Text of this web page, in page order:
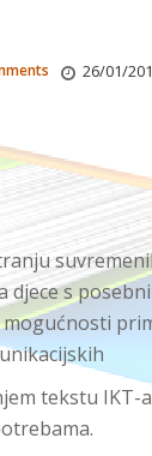
26/01/
djece s
tekstu IKT-